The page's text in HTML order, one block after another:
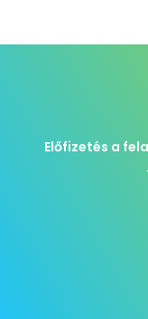
Előfizetés a